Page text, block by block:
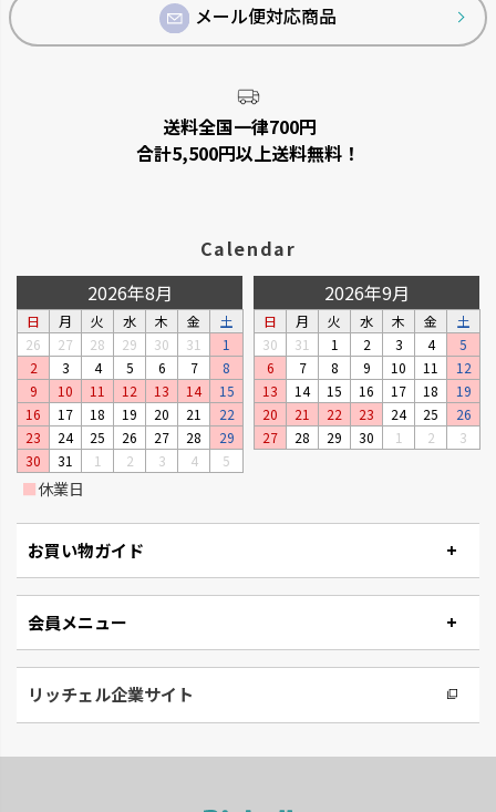
メール便対応商品
送料全国一律700円
合計5,500円以上送料無料！
Calendar
2026年8月
日 月 火 水 木 金
土
26
27 28 29 30 31
1
2
3 4 5 6 7
8
9
10 11 12 13 14
15
16
17 18 19 20 21
22
23
24 25 26 27 28
29
30
31 1 2 3 4 5
2026年9月
日 月 火 水 木 金
土
30
31 1 2 3 4
5
6
7 8 9 10 11
12
13
14 15 16 17 18
19
20
21 22 23 24 25
26
27
28 29 30 1 2 3
■休業日
お買い物ガイド
会員メニュー
リッチェル企業サイト